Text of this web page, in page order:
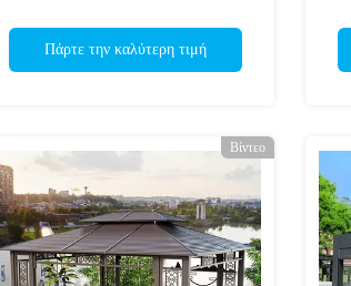
Πάρτε την καλύτερη τιμή
Βίντεο